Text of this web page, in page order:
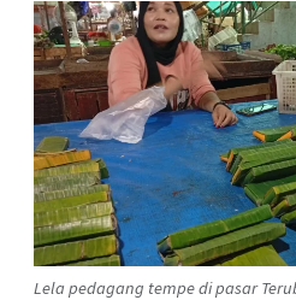
Lela pedagang tempe di pasar